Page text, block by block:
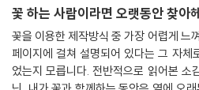
꽃 하는 사람이라면 오랫동안 찾아
꽃을 이용한 제작방식 중 가장 어렵게 느
페이지에 걸쳐 설명되어 있다는 그 자체
었는지 모릅니다. 전반적으로 읽어본 소